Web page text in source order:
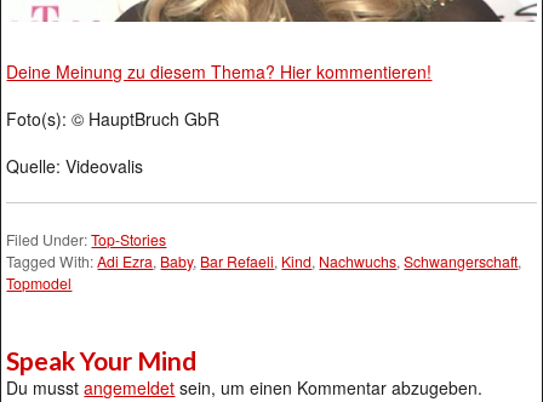
Deine Meinung zu diesem Thema? Hier kommentieren!
Foto(s): © HauptBruch GbR
Quelle: Videovalis
Filed Under:Top-Stories
Tagged With:Adi Ezra, Baby, Bar Refaeli, Kind, Nachwuchs,Schwangerschaft,
Topmodel
Speak Your Mind
Du musstangemeldet sein, um einen Kommentar abzugeben.